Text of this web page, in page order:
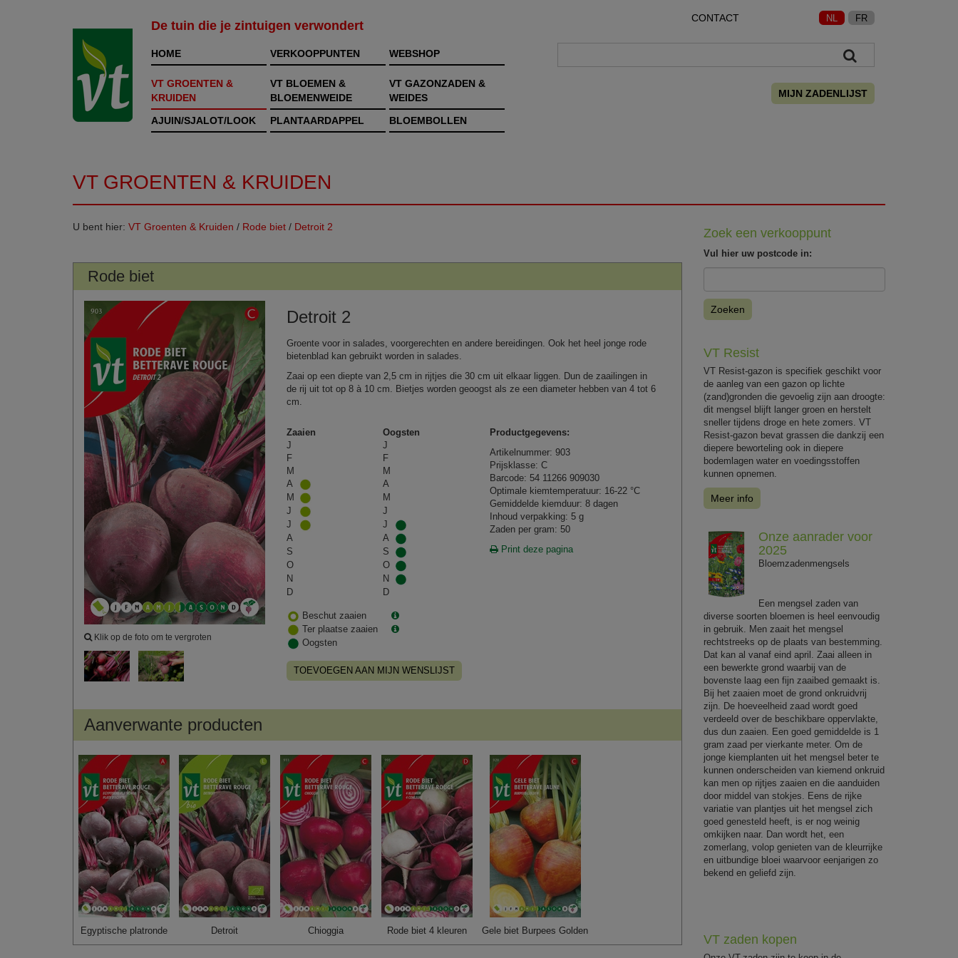
De tuin die je zintuigen verwondert
CONTACT NL FR
HOME VERKOOPPUNTEN WEBSHOP
VT GROENTEN &
KRUIDEN
VT BLOEMEN &
BLOEMENWEIDE
VT GAZONZADEN &
WEIDES
AJUIN/SJALOT/LOOK
PLANTAARDAPPEL BLOEMBOLLEN
MIJN ZADENLIJST
VT GROENTEN & KRUIDEN
U bent hier: VT Groenten & Kruiden / Rode biet / Detroit 2
Rode biet
Klik op de foto om te vergroten
Detroit 2
Groente voor in salades, voorgerechten en andere bereidingen. Ook het heel jonge rode
bietenblad kan gebruikt worden in salades.
Zaai op een diepte van 2,5 cm in rijtjes die 30 cm uit elkaar liggen. Dun de zaailingen in
de rij uit tot op 8 à 10 cm. Bietjes worden geoogst als ze een diameter hebben van 4 tot 6
cm.
Zaaien
Oogsten
J
J
F
F
M
M
A
A
M
M
J
J
J
J
A
A
S
S
O
O
N
N
D
D
Beschut zaaien
Ter plaatse zaaien
Oogsten
TOEVOEGEN AAN MIJN WENSLIJST
Productgegevens:
Artikelnummer: 903
Prijsklasse: C
Barcode: 54 11266 909030
Optimale kiemtemperatuur: 16-22 °C
Gemiddelde kiemduur: 8 dagen
Inhoud verpakking: 5 g
Zaden per gram: 50
Print deze pagina
Aanverwante producten
Egyptische platronde Detroit Chioggia Rode biet 4 kleuren Gele biet Burpees Golden
Zoek een verkooppunt
Vul hier uw postcode in:
Zoeken
VT Resist
VT Resist-gazon is specifiek geschikt voor
de aanleg van een gazon op lichte
(zand)gronden die gevoelig zijn aan droogte:
dit mengsel blijft langer groen en herstelt
sneller tijdens droge en hete zomers. VT
Resist-gazon bevat grassen die dankzij een
diepere beworteling ook in diepere
bodemlagen water en voedingsstoffen
kunnen opnemen.
Meer info
Onze aanrader voor
2025
Bloemzadenmengsels
Een mengsel zaden van
diverse soorten bloemen is heel eenvoudig
in gebruik. Men zaait het mengsel
rechtstreeks op de plaats van bestemming.
Dat kan al vanaf eind april. Zaai alleen in
een bewerkte grond waarbij van de
bovenste laag een fijn zaaibed gemaakt is.
Bij het zaaien moet de grond onkruidvrij
zijn. De hoeveelheid zaad wordt goed
verdeeld over de beschikbare oppervlakte,
dus dun zaaien. Een goed gemiddelde is 1
gram zaad per vierkante meter. Om de
jonge kiemplanten uit het mengsel beter te
kunnen onderscheiden van kiemend onkruid
kan men op rijtjes zaaien en die aanduiden
door middel van stokjes. Eens de rijke
variatie van plantjes uit het mengsel zich
goed genesteld heeft, is er nog weinig
omkijken naar. Dan wordt het, een
zomerlang, volop genieten van de kleurrijke
en uitbundige bloei waarvoor eenjarigen zo
bekend en geliefd zijn.
VT zaden kopen